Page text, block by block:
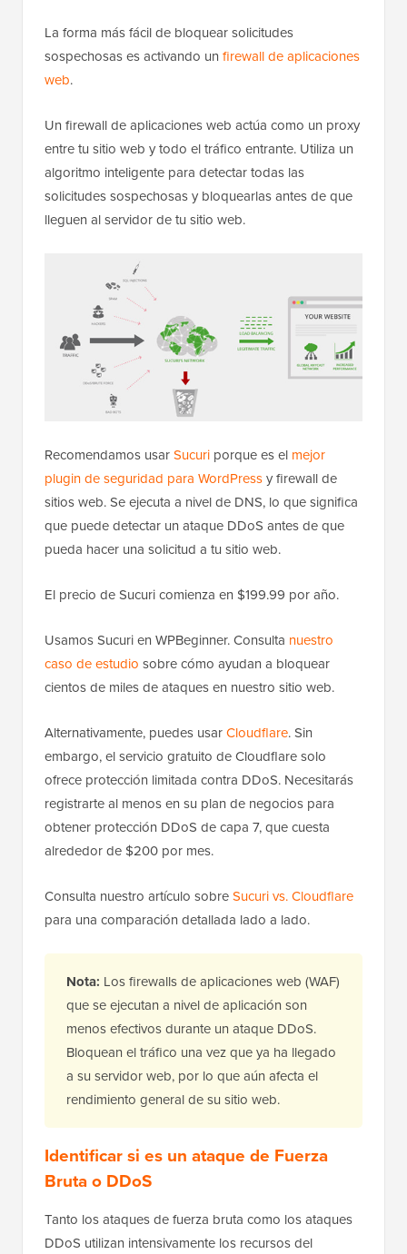
La forma más fácil de bloquear solicitudes
sospechosas es activando un firewall de aplicaciones
web.
Un firewall de aplicaciones web actúa como un proxy
entre tu sitio web y todo el tráfico entrante. Utiliza un
algoritmo inteligente para detectar todas las
solicitudes sospechosas y bloquearlas antes de que
lleguen al servidor de tu sitio web.
Recomendamos usarSucuri porque es el mejor
plugin de seguridad para WordPressy firewall de
sitios web. Se ejecuta a nivel de DNS, lo que significa
que puede detectar un ataque DDoS antes de que
pueda hacer una solicitud a tu sitio web.
El precio de Sucuri comienza en $199.99 por año.
Usamos Sucuri en WPBeginner. Consulta nuestro
caso de estudio sobre cómo ayudan a bloquear
cientos de miles de ataques en nuestro sitio web.
Alternativamente, puedes usarCloudflare. Sin
embargo, el servicio gratuito de Cloudflare solo
ofrece protección limitada contra DDoS. Necesitarás
registrarte al menos en su plan de negocios para
obtener protección DDoS de capa 7, que cuesta
alrededor de $200 por mes.
Consulta nuestro artículo sobreSucuri vs. Cloudflare
para una comparación detallada lado a lado.
Nota: Los firewalls de aplicaciones web (WAF)
que se ejecutan a nivel de aplicación son
menos efectivos durante un ataque DDoS.
Bloquean el tráfico una vez que ya ha llegado
a su servidor web, por lo que aún afecta el
rendimiento general de su sitio web.
Identificar si es un ataque de Fuerza
Bruta o DDoS
Tanto los ataques de fuerza bruta como los ataques
DDoS utilizan intensivamente los recursos del